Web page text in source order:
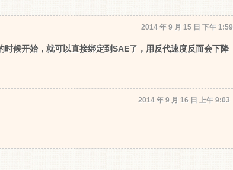
2014 年 9 月 15 日 下午 1:59
候开始，就可以直接绑定到SAE了，用反代速度反而会下降
2014 年 9 月 16 日 上午 9:03